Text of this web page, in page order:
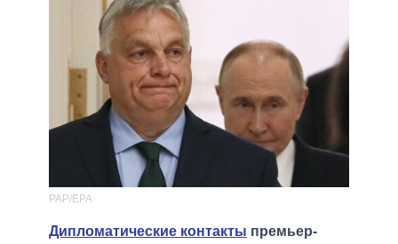
PAP/EPA
Дипломатические контакты премьер-